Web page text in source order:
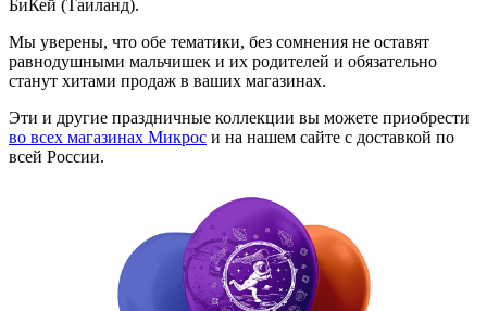
БиКей (Таиланд).
Мы уверены, что обе тематики, без сомнения не оставят
равнодушными мальчишек и их родителей и обязательно
станут хитами продаж в ваших магазинах.
Эти и другие праздничные коллекции вы можете приобрести
во всех магазинах Микрос и на нашем сайте с доставкой по
всей России.